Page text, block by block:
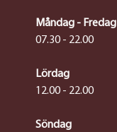
Måndag - Fredag
07.30 - 22.00
Lördag
12.00 - 22.00
Söndag